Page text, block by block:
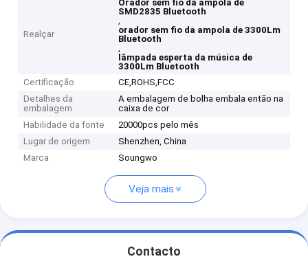
Realçar
Orador sem fio da ampola de
SMD2835 Bluetooth
,
orador sem fio da ampola de 3300Lm
Bluetooth
,
lâmpada esperta da música de
3300Lm Bluetooth
Certificação
CE,ROHS,FCC
Detalhes da
embalagem
A embalagem de bolha embala então na
caixa de cor
Habilidade da fonte
20000pcs pelo mês
Lugar de origem
Shenzhen, China
Marca
Soungwo
Veja mais
Contacto